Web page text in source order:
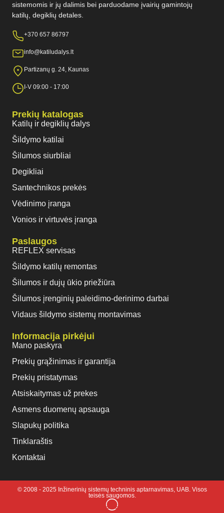
sistemomis ir jų dalimis bei parduodame įvairių gamintojų
katilų, degiklių detales.
+370 657 86797
info@katiludalys.lt
Partizanų g. 24, Kaunas
I-V 09:00 - 17:00
Prekių katalogas
Katilų ir degiklių dalys
Šildymo katilai
Šilumos siurbliai
Degikliai
Santechnikos prekės
Vėdinimo įranga
Vonios ir virtuvės įranga
Paslaugos
REFLEX servisas
Šildymo katilų remontas
Šilumos ir dujų ūkio priežiūra
Šilumos įrenginių paleidimo-derinimo darbai
Vidaus šildymo sistemų montavimas
Informacija pirkėjui
Mano paskyra
Prekių grąžinimas ir garantija
Prekių pristatymas
Atsiskaitymas už prekes
Asmens duomenų apsauga
Slapukų politika
Tinklaraštis
Kontaktai
© 2008 - 2025 Inžinerinių sistemų techninis aptarnavimas, UAB. Visos
teisės saugomos.